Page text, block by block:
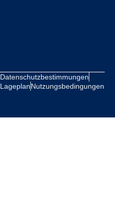
Datenschutzbestimmungen
LageplanNutzungsbedingungen